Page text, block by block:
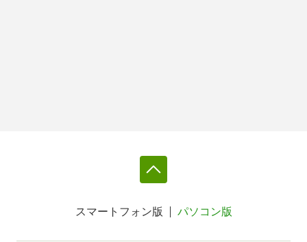
スマートフォン版 パソコン版